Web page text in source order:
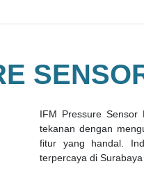
IFM Pressure Sensor
tekanan dengan
fitur yang handal.
terpercaya di